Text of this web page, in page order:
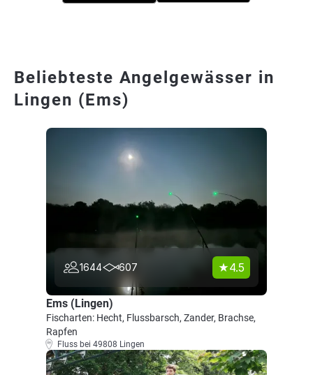
Beliebteste Angelgewässer in
Lingen (Ems)
1644 607 4.5
Ems (Lingen)
Fischarten: Hecht, Flussbarsch, Zander, Brachse,
Rapfen
Fluss bei 49808 Lingen